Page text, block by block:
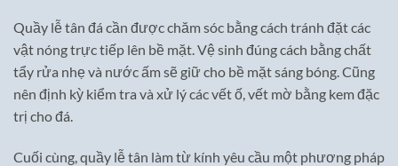
Quầy lễ tân đá cần được chăm sóc bằng cách tránh đặt các
vật nóng trực tiếp lên bề mặt. Vệ sinh đúng cách bằng chất
tẩy rửa nhẹ và nước ấm sẽ giữ cho bề mặt sáng bóng. Cũng
nên định kỳ kiểm tra và xử lý các vết ố, vết mờ bằng kem đặc
trị cho đá.
Cuối cùng, quầy lễ tân làm từ kính yêu cầu một phương pháp